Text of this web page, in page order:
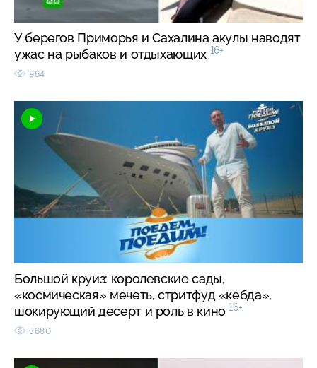
У берегов Приморья и Сахалина акулы наводят
ужас на рыбаков и отдыхающих 16+
964
Большой круиз: королевские сады,
«космическая» мечеть, стритфуд «кебда»,
шокирующий десерт и роль в кино 16+
3680